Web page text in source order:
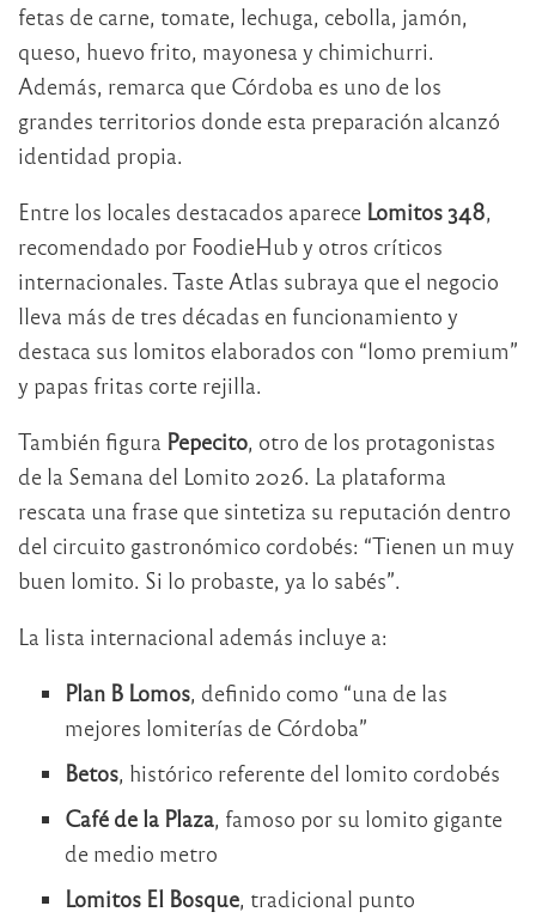
fetas de carne, tomate, lechuga, cebolla, jamón,
queso, huevo frito, mayonesa y chimichurri.
Además, remarca que Córdoba es uno de los
grandes territorios donde esta preparación alcanzó
identidad propia.
Entre los locales destacados aparece Lomitos 348,
recomendado por FoodieHub y otros críticos
internacionales. Taste Atlas subraya que el negocio
lleva más de tres décadas en funcionamiento y
destaca sus lomitos elaborados con “lomo premium”
y papas fritas corte rejilla.
También figura Pepecito, otro de los protagonistas
de la Semana del Lomito 2026. La plataforma
rescata una frase que sintetiza su reputación dentro
del circuito gastronómico cordobés: “Tienen un muy
buen lomito. Si lo probaste, ya lo sabés”.
La lista internacional además incluye a:
Plan B Lomos, definido como “una de las
mejores lomiterías de Córdoba”
Betos, histórico referente del lomito cordobés
Café de la Plaza, famoso por su lomito gigante
de medio metro
Lomitos El Bosque, tradicional punto